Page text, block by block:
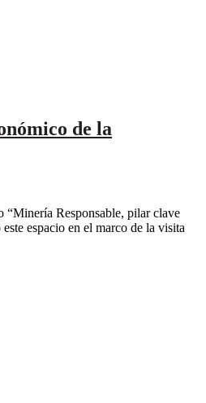
de la
Responsable, pilar clave
espacio en el marco de la visita